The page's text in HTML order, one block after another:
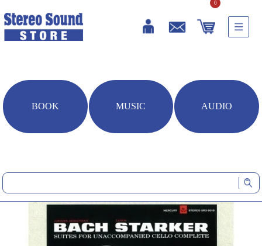
0
BOOK MUSIC AUDIO
J.S.バッハ：無伴奏チェロ組曲 (全曲) (DSD収録BD-ROM)